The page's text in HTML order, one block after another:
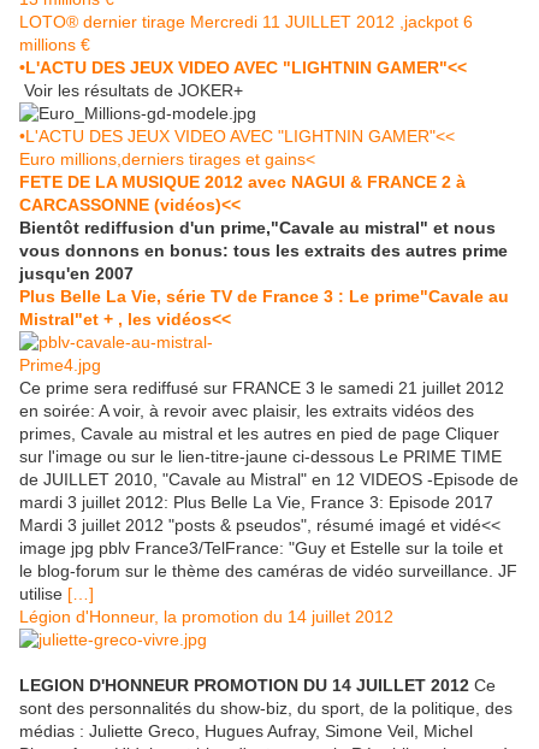
LOTO® dernier tirage Mercredi 11 JUILLET 2012 ,jackpot 6
millions €
•L'ACTU DES JEUX VIDEO AVEC "LIGHTNIN GAMER"<<
Voir les résultats de JOKER+
•L'ACTU DES JEUX VIDEO AVEC "LIGHTNIN GAMER"<<
Euro millions,derniers tirages et gains<
FETE DE LA MUSIQUE 2012 avec NAGUI & FRANCE 2 à
CARCASSONNE (vidéos)<<
Bientôt rediffusion d'un prime,"Cavale au mistral" et nous
vous donnons en bonus: tous les extraits des autres prime
jusqu'en 2007
Plus Belle La Vie, série TV de France 3 : Le prime"Cavale au
Mistral"et + , les vidéos<<
Ce prime sera rediffusé sur FRANCE 3 le samedi 21 juillet 2012
en soirée: A voir, à revoir avec plaisir, les extraits vidéos des
primes, Cavale au mistral et les autres en pied de page Cliquer
sur l'image ou sur le lien-titre-jaune ci-dessous Le PRIME TIME
de JUILLET 2010, "Cavale au Mistral" en 12 VIDEOS -Episode de
mardi 3 juillet 2012: Plus Belle La Vie, France 3: Episode 2017
Mardi 3 juillet 2012 "posts & pseudos", résumé imagé et vidé<<
image jpg pblv France3/TelFrance: "Guy et Estelle sur la toile et
le blog-forum sur le thème des caméras de vidéo surveillance. JF
utilise […]
Légion d'Honneur, la promotion du 14 juillet 2012
LEGION D'HONNEUR PROMOTION DU 14 JUILLET 2012 Ce
sont des personnalités du show-biz, du sport, de la politique, des
médias : Juliette Greco, Hugues Aufray, Simone Veil, Michel